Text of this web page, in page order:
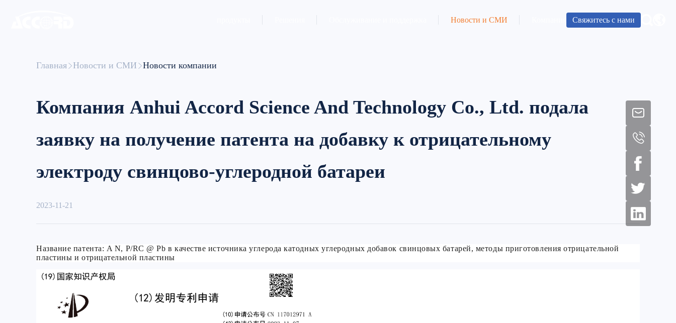
Новости и СМИ Свяжитесь с нами
Главная Новости и СМИ Новости компании
Компания Anhui Accord Science And Technology Co., Ltd. подала
заявку на получение патента на добавку к отрицательному
электроду свинцово-углеродной батареи
2023-11-21
Название патента: A N, P/RC @ Pb в качестве источника углерода катодных углеродных добавок свинцовых батарей, методы приготовления отрицательной
пластины и отрицательной пластины